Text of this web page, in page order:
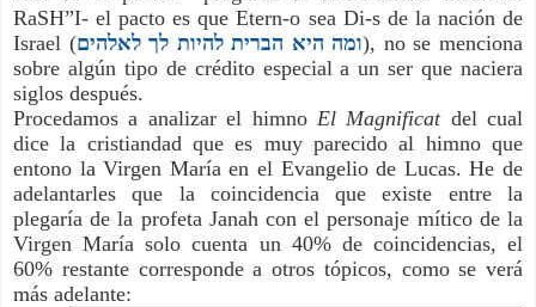
RaSH”I- el pacto es que Etern-o sea Di-s de la nación de
Israel (ומה היא הברית להיות לך לאלהים), no se menciona
sobre algún tipo de crédito especial a un ser que naciera
siglos después.
Procedamos a analizar el himno El Magnificat del cual
dice la cristiandad que es muy parecido al himno que
entono la Virgen María en el Evangelio de Lucas. He de
adelantarles que la coincidencia que existe entre la
plegaría de la profeta Janah con el personaje mítico de la
Virgen María solo cuenta un 40% de coincidencias, el
60% restante corresponde a otros tópicos, como se verá
más adelante: